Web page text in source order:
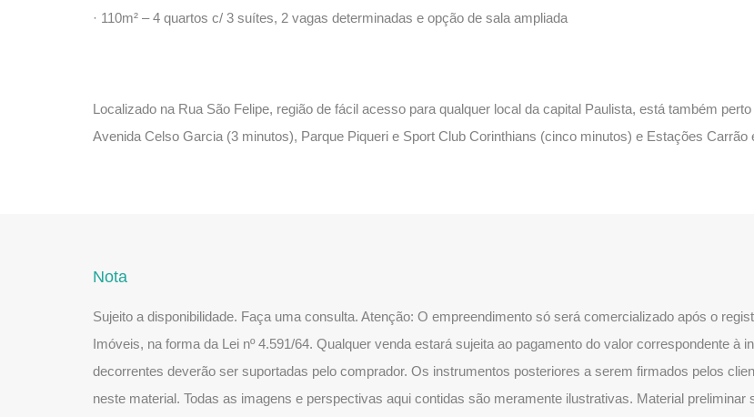
· 110m² – 4 quartos c/ 3 suítes, 2 vagas determinadas e opção de sala ampliada
Localizado na Rua São Felipe, região de fácil acesso para qualquer local da capital Paulista, está também
Avenida Celso Garcia (3 minutos), Parque Piqueri e Sport Club Corinthians (cinco minutos) e Estações Carrão
Nota
Sujeito a disponibilidade. Faça uma consulta. Atenção: O empreendimento só será comercializado após o
Imóveis, na forma da Lei nº 4.591/64. Qualquer venda estará sujeita ao pagamento do valor correspondente
decorrentes deverão ser suportadas pelo comprador. Os instrumentos posteriores a serem firmados pelos
neste material. Todas as imagens e perspectivas aqui contidas são meramente ilustrativas. Material preliminar